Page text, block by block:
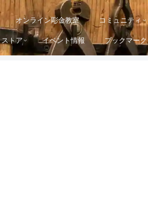
オンライン彫金教室 コミュニティ
ストア イベント情報 ブックマーク